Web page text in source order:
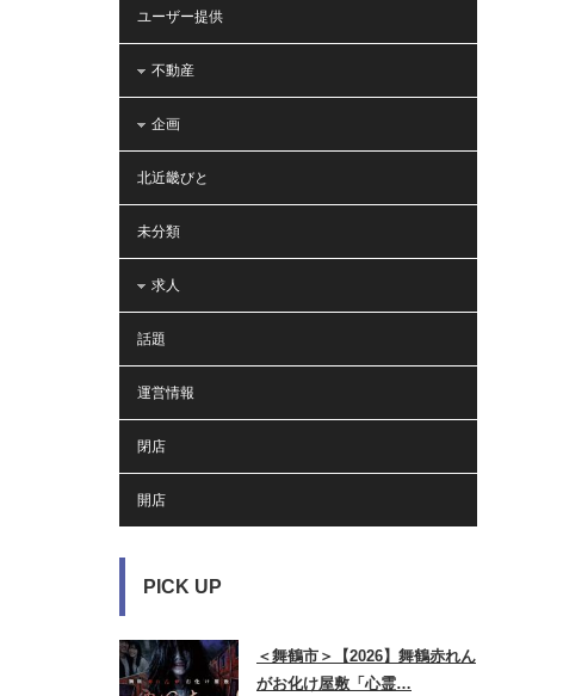
ユーザー提供
不動産
企画
北近畿びと
未分類
求人
話題
運営情報
閉店
開店
PICK UP
＜舞鶴市＞【2026】舞鶴赤れん
がお化け屋敷「心霊…